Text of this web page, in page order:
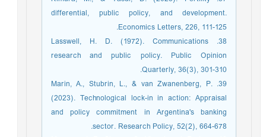
differential, public policy, and development.
Economics Letters, 226, 111-125.
38. Lasswell, H. D. (1972). Communications
research and public policy. Public Opinion
Quarterly, 36(3), 301-310.
39. Marin, A., Stubrin, L., & van Zwanenberg, P.
(2023). Technological lock-in in action: Appraisal
and policy commitment in Argentina's banking
sector. Research Policy, 52(2), 664-678.